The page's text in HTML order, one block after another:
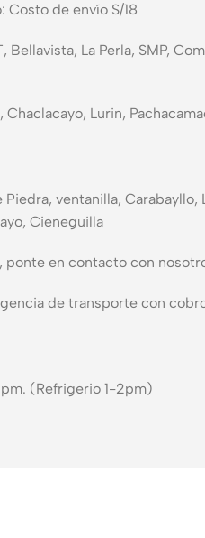
Costo de envío S/18
Bellavista, La Perla, SMP,
Lurin,
ventanilla, Carabayllo,
Cieneguilla
ponte en contacto con
de transporte con
(Refrigerio 1-2pm)